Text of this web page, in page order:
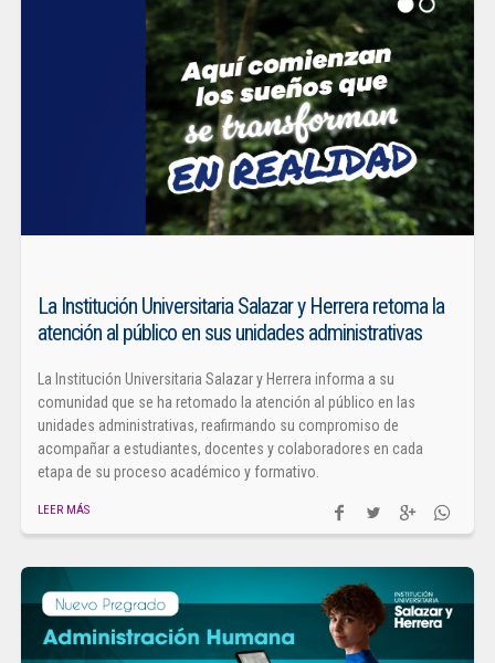
La Institución Universitaria Salazar y Herrera retoma la
atención al público en sus unidades administrativas
La Institución Universitaria Salazar y Herrera informa a su
comunidad que se ha retomado la atención al público en las
unidades administrativas, reafirmando su compromiso de
acompañar a estudiantes, docentes y colaboradores en cada
etapa de su proceso académico y formativo.
LEER MÁS